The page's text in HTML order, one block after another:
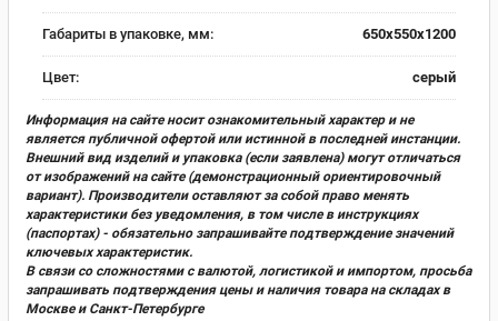
Габариты в упаковке, мм: 650х550х1200
Цвет: серый
Информация на сайте носит ознакомительный характер и не
является публичной офертой или истинной в последней инстанции.
Внешний вид изделий и упаковка (если заявлена) могут отличаться
от изображений на сайте (демонстрационный ориентировочный
вариант). Производители оставляют за собой право менять
характеристики без уведомления, в том числе в инструкциях
(паспортах) - обязательно запрашивайте подтверждение значений
ключевых характеристик.
В связи со сложностями с валютой, логистикой и импортом, просьба
запрашивать подтверждения цены и наличия товара на складах в
Москве и Санкт-Петербурге